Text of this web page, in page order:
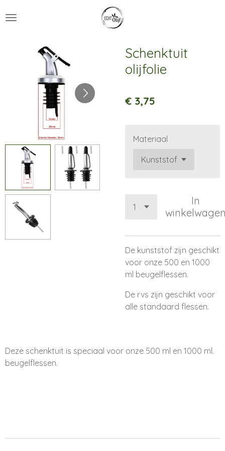
direct
hoofdinhoud
Schenktuit
olijfolie
€ 3,75
Materiaal
In
De kunststof zijn geschikt
voor onze 500 en 1000
ml beugelflessen.
De rvs zijn geschikt voor
alle standaard flessen.
Deze schenktuit is speciaal voor onze 500 ml en 1000 ml.
beugelflessen.